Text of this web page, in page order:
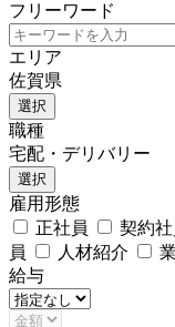
フリーワード
エリア
佐賀県
選択
職種
宅配・デリバリー
選択
雇用形態
正社員
契約社
員
人材紹介
給与